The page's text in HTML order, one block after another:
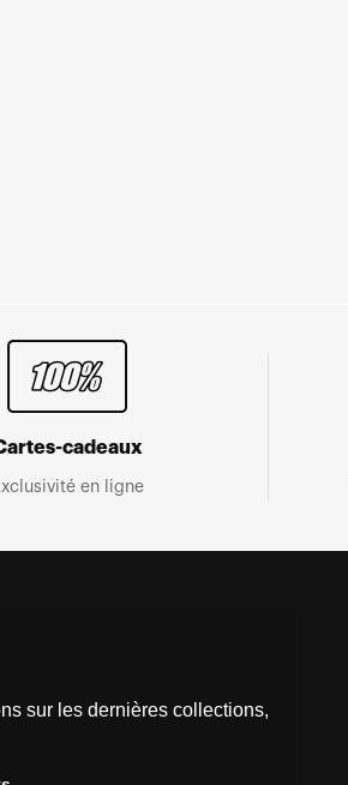
cadeaux
en ligne
sur les dernières collections,